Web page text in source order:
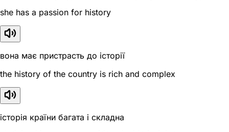
she has a passion for history
вона має пристрасть до історії
the history of the country is rich and complex
історія країни багата і складна